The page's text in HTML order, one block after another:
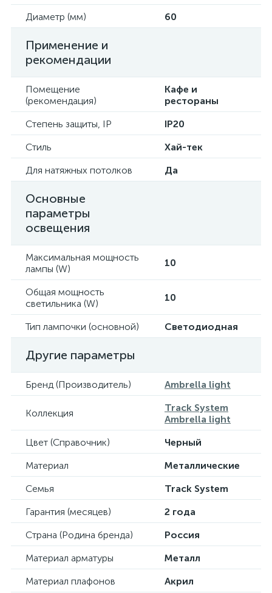
Диаметр (мм)
60
Применение и
рекомендации
Помещение
(рекомендация)
Кафе и
рестораны
Степень защиты, IP
IP20
Стиль
Хай-тек
Для натяжных потолков
Да
Основные
параметры
освещения
Максимальная мощность
лампы (W)
10
Общая мощность
светильника (W)
10
Тип лампочки (основной) Светодиодная
Другие параметры
Бренд (Производитель) Ambrella light
Коллекция
Track System
Ambrella light
Цвет (Справочник)
Черный
Материал
Металлические
Семья
Track System
Гарантия (месяцев)
2 года
Страна (Родина бренда)
Россия
Материал арматуры
Металл
Материал плафонов
Акрил